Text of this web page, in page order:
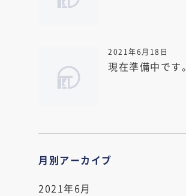
2021年6月18日
現在準備中です。
月別アーカイブ
2021年6月